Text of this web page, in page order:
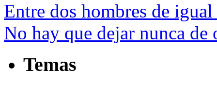
Entre dos hombres de
No hay que dejar nunca de
Temas